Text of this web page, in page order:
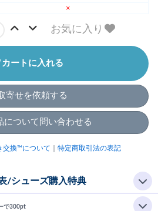
×
お気に入り
カートに入れる
寄せを依頼する
について問い合わせる
交換™について 特定商取引法の表記
/シューズ購入特典
で300pt